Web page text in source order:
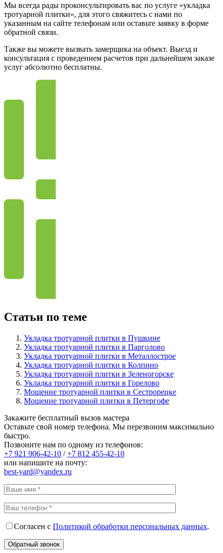
Мы всегда рады проконсультировать вас по услуге «укладка
тротуарной плитки», для этого свяжитесь с нами по
указанным на сайте телефонам или оставьте заявку в форме
обратной связи.
Также вы можете вызвать замерщика на объект. Выезд и
консультация с проведением расчетов при дальнейшем заказе
услуг абсолютно бесплатны.
Статьи по теме
Укладка тротуарной плитки в Пушкине
Укладка тротуарной плитки в Парголово
Укладка тротуарной плитки в Металлострое
Укладка тротуарной плитки в Колпино
Укладка тротуарной плитки в Зеленогорске
Укладка тротуарной плитки в Горелово
Мощение тротуарной плитки в Сестрорецке
Мощение тротуарной плитки в Петергофе
Закажите бесплатный вызов мастера
Оставьте свой номер телефона. Мы перезвоним максимально
быстро.
Позвоните нам по одному из телефонов:
+7 921 906-42-10 /+7 812 455-42-10
или напишите на почту:
best-yard@yandex.ru
Согласен с Политикой обработки персональных данных.